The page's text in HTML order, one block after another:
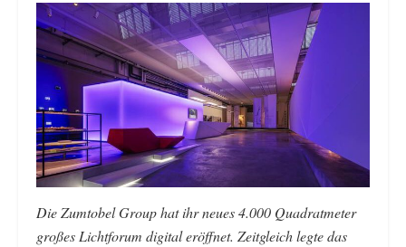
Die Zumtobel Group hat ihr neues 4.000 Quadratmeter
großes Lichtforum digital eröffnet. Zeitgleich legte das